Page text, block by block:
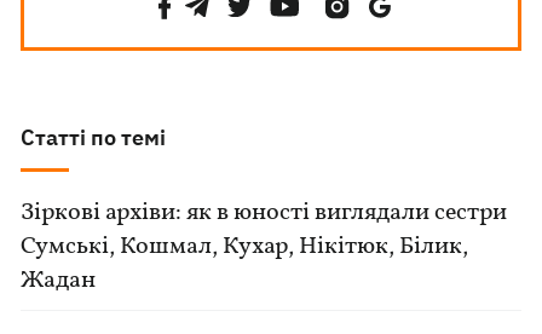
Статті по темі
Зіркові архіви: як в юності виглядали сестри
Сумські, Кошмал, Кухар, Нікітюк, Білик,
Жадан